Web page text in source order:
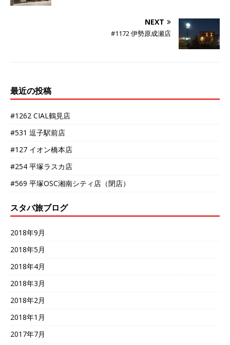
NEXT
#1172 伊勢原成瀬店
最近の投稿
#1262 CIAL鶴見店
#531 逗子駅前店
#127 イオン橋本店
#254 平塚ラスカ店
#569 平塚OSC湘南シティ店（閉店）
スタバ旅ブログ
2018年9月
2018年5月
2018年4月
2018年3月
2018年2月
2018年1月
2017年7月